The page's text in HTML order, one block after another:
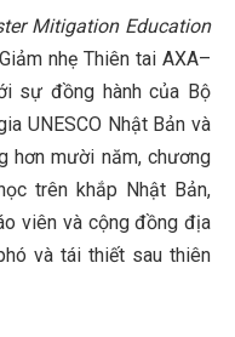
Mitigation Education
nhẹ Thiên tai AXA–
sự đồng hành của Bộ
UNESCO Nhật Bản và
hơn mười năm, chương
trên khắp Nhật Bản,
viên và cộng đồng địa
và tái thiết sau thiên